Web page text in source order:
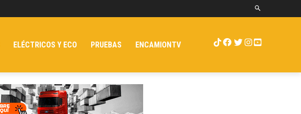
ELÉCTRICOS Y ECO PRUEBAS ENCAMIONTV